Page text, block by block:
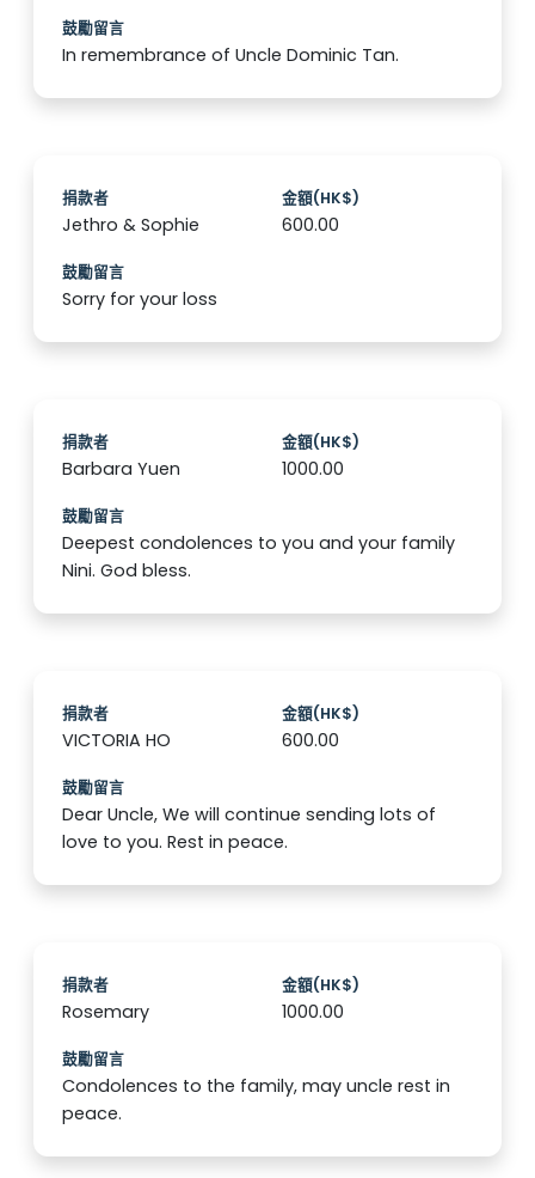
鼓勵留言
In remembrance of Uncle Dominic Tan.
捐款者
Jethro & Sophie
金額(HK$)
600.00
鼓勵留言
Sorry for your loss
捐款者
Barbara Yuen
金額(HK$)
1000.00
鼓勵留言
Deepest condolences to you and your family
Nini. God bless.
捐款者
VICTORIA HO
金額(HK$)
600.00
鼓勵留言
Dear Uncle, We will continue sending lots of
love to you. Rest in peace.
捐款者
Rosemary
金額(HK$)
1000.00
鼓勵留言
Condolences to the family, may uncle rest in
peace.